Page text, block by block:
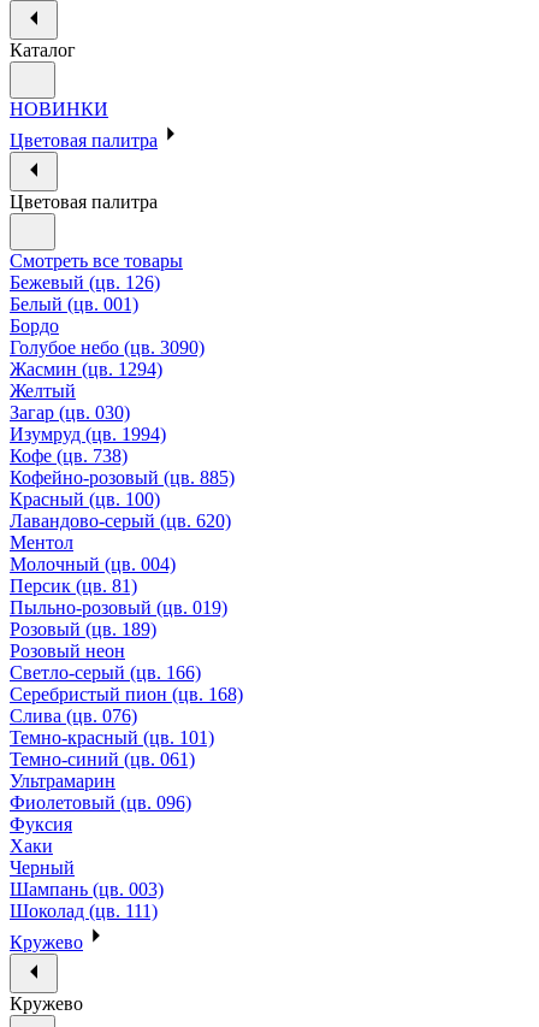
Каталог
НОВИНКИ
Цветовая палитра
Цветовая палитра
Смотреть все товары
Бежевый (цв. 126)
Белый (цв. 001)
Бордо
Голубое небо (цв. 3090)
Жасмин (цв. 1294)
Желтый
Загар (цв. 030)
Изумруд (цв. 1994)
Кофе (цв. 738)
Кофейно-розовый (цв. 885)
Красный (цв. 100)
Лавандово-серый (цв. 620)
Ментол
Молочный (цв. 004)
Персик (цв. 81)
Пыльно-розовый (цв. 019)
Розовый (цв. 189)
Розовый неон
Светло-серый (цв. 166)
Серебристый пион (цв. 168)
Слива (цв. 076)
Темно-красный (цв. 101)
Темно-синий (цв. 061)
Ультрамарин
Фиолетовый (цв. 096)
Фуксия
Хаки
Черный
Шампань (цв. 003)
Шоколад (цв. 111)
Кружево
Кружево